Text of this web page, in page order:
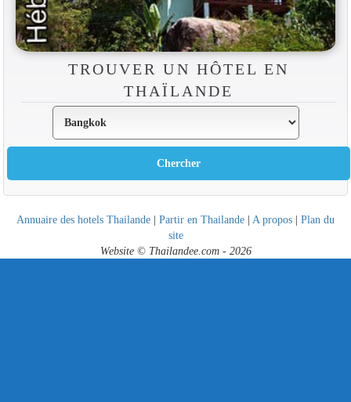
TROUVER UN HÔTEL EN
THAÏLANDE
Annuaire des hotels Thailande | Partir en Thailande | A propos | Plan du
site
Website © Thailandee.com - 2026